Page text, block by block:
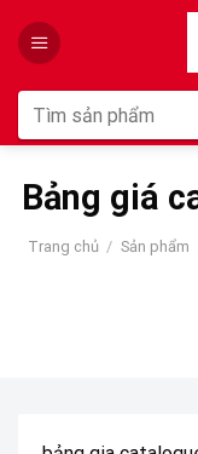
Tìm
kiếm:
Bảng giá
Trang chủ / Sản phẩm